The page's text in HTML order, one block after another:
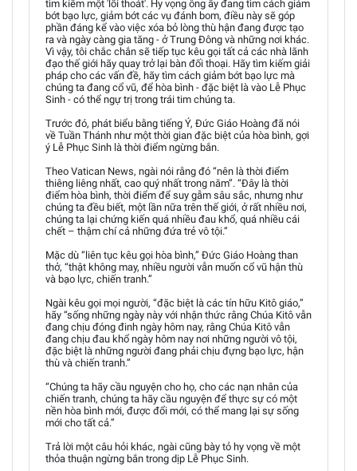
tìm kiếm một 'lối thoát'. Hy vọng ông ấy đang tìm cách giảm
bớt bạo lực, giảm bớt các vụ đánh bom, điều này sẽ góp
phần đáng kể vào việc xóa bỏ lòng thù hận đang được tạo
ra và ngày càng gia tăng - ở Trung Đông và những nơi khác.
Vì vậy, tôi chắc chắn sẽ tiếp tục kêu gọi tất cả các nhà lãnh
đạo thế giới hãy quay trở lại bàn đối thoại. Hãy tìm kiếm giải
pháp cho các vấn đề, hãy tìm cách giảm bớt bạo lực mà
chúng ta đang cổ vũ, để hòa bình - đặc biệt là vào Lễ Phục
Sinh - có thể ngự trị trong trái tim chúng ta.
Trước đó, phát biểu bằng tiếng Ý, Đức Giáo Hoàng đã nói
về Tuần Thánh như một thời gian đặc biệt của hòa bình, gợi
ý Lễ Phục Sinh là thời điểm ngừng bắn.
Theo Vatican News, ngài nói rằng đó “nên là thời điểm
thiêng liêng nhất, cao quý nhất trong năm”. “Đây là thời
điểm hòa bình, thời điểm để suy gẫm sâu sắc, nhưng như
chúng ta đều biết, một lần nữa trên thế giới, ở rất nhiều nơi,
chúng ta lại chứng kiến quá nhiều đau khổ, quá nhiều cái
chết – thậm chí cả những đứa trẻ vô tội.”
Mặc dù “liên tục kêu gọi hòa bình,” Đức Giáo Hoàng than
thở, “thật không may, nhiều người vẫn muốn cổ vũ hận thù
và bạo lực, chiến tranh.”
Ngài kêu gọi mọi người, “đặc biệt là các tín hữu Kitô giáo,”
hãy “sống những ngày này với nhận thức rằng Chúa Kitô vẫn
đang chịu đóng đinh ngày hôm nay, rằng Chúa Kitô vẫn
đang chịu đau khổ ngày hôm nay nơi những người vô tội,
đặc biệt là những người đang phải chịu đựng bạo lực, hận
thù và chiến tranh.”
“Chúng ta hãy cầu nguyện cho họ, cho các nạn nhân của
chiến tranh, chúng ta hãy cầu nguyện để thực sự có một
nền hòa bình mới, được đổi mới, có thể mang lại sự sống
mới cho tất cả.”
Trả lời một câu hỏi khác, ngài cũng bày tỏ hy vọng về một
thỏa thuận ngừng bắn trong dịp Lễ Phục Sinh.